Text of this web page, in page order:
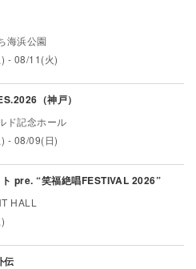
海浜公園
- 08/11(火)
（神戸）
ド記念ホール
- 08/09(日)
pre. “笑福絶唱FESTIVAL 2026”
HALL
伝